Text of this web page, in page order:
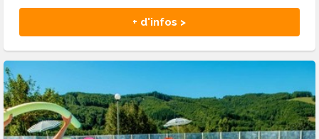
+ d'infos >